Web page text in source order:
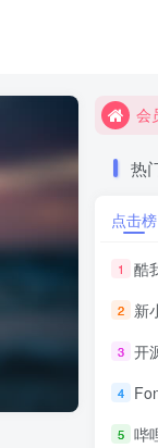
会
热
点击榜
1 酷我
2 新
3 开源
4
5 哔